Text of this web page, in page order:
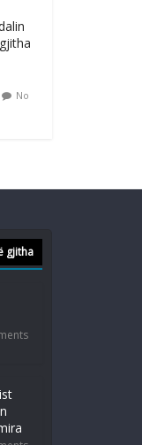
No
gjitha